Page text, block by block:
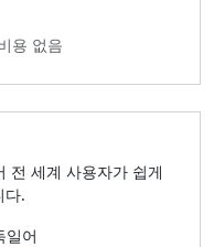
용 없음
전 세계 사용자가 쉽게
다.
일어